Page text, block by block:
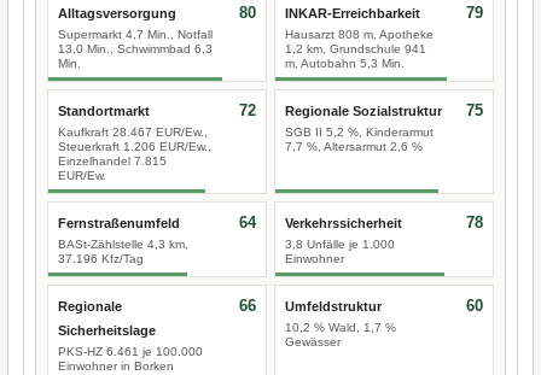
Alltagsversorgung
Supermarkt 4,7 Min., Notfall
13,0 Min., Schwimmbad 6,3
Min.
80 INKAR-Erreichbarkeit
Hausarzt 808 m, Apotheke
1,2 km, Grundschule 941
m, Autobahn 5,3 Min.
79
Standortmarkt
Kaufkraft 28.467 EUR/Ew.,
Steuerkraft 1.206 EUR/Ew.,
Einzelhandel 7.815
EUR/Ew.
72 Regionale Sozialstruktur
SGB II 5,2 %, Kinderarmut
7,7 %, Altersarmut 2,6 %
75
Fernstraßenumfeld
BASt-Zählstelle 4,3 km,
37.196 Kfz/Tag
64 Verkehrssicherheit
3,8 Unfälle je 1.000
Einwohner
78
Regionale
Sicherheitslage
PKS-HZ 6.461 je 100.000
Einwohner in Borken
66 Umfeldstruktur
10,2 % Wald, 1,7 %
Gewässer
60